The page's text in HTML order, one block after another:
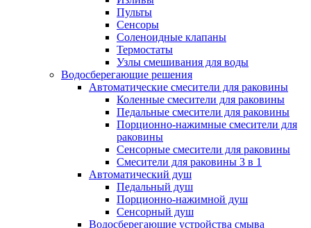
Пульты
Сенсоры
Соленоидные клапаны
Термостаты
Узлы смешивания для воды
Водосберегающие решения
Автоматические смесители для раковины
Коленные смесители для раковины
Педальные смесители для раковины
Порционно-нажимные смесители для
раковины
Сенсорные смесители для раковины
Смесители для раковины 3 в 1
Автоматический душ
Педальный душ
Порционно-нажимной душ
Сенсорный душ
Водосберегающие устройства смыва